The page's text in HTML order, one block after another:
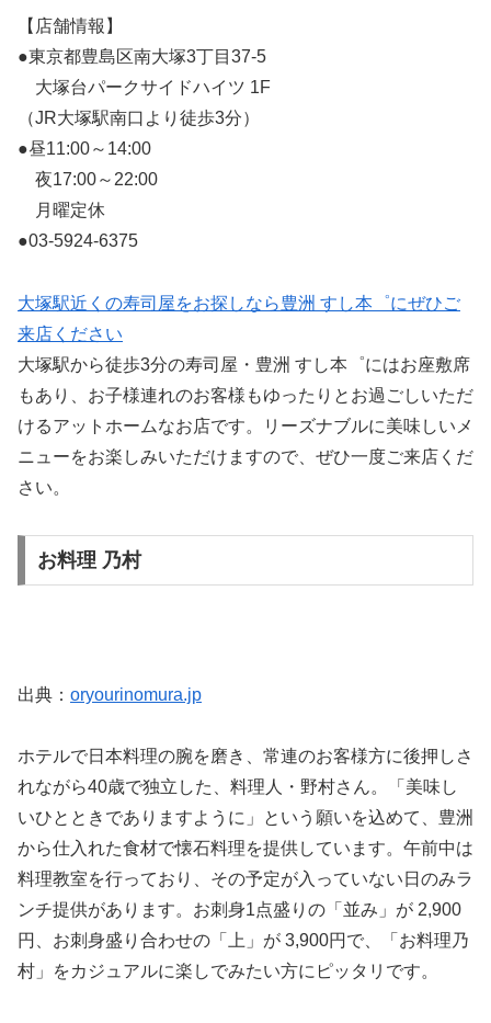
【店舗情報】
●東京都豊島区南大塚3丁目37-5
大塚台パークサイドハイツ 1F
（JR大塚駅南口より徒歩3分）
●昼11:00～14:00
夜17:00～22:00
月曜定休
●03-5924-6375
大塚駅近くの寿司屋をお探しなら豊洲 すし本゜にぜひご
来店ください
大塚駅から徒歩3分の寿司屋・豊洲 すし本゜にはお座敷席
もあり、お子様連れのお客様もゆったりとお過ごしいただ
けるアットホームなお店です。リーズナブルに美味しいメ
ニューをお楽しみいただけますので、ぜひ一度ご来店くだ
さい。
お料理 乃村
出典： oryourinomura.jp
ホテルで日本料理の腕を磨き、常連のお客様方に後押しさ
れながら40歳で独立した、料理人・野村さん。「美味し
いひとときでありますように」という願いを込めて、豊洲
から仕入れた食材で懐石料理を提供しています。午前中は
料理教室を行っており、その予定が入っていない日のみラ
ンチ提供があります。お刺身1点盛りの「並み」が 2,900
円、お刺身盛り合わせの「上」が 3,900円で、「お料理乃
村」をカジュアルに楽しでみたい方にピッタリです。